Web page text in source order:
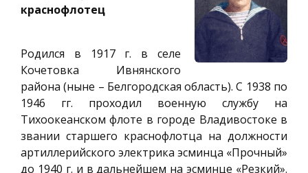
краснофлотец
Родился в 1917 г. в селе
Кочетовка Ивнянского
района (ныне – Белгородская область). С 1938 по
1946 гг. проходил военную службу на
Тихоокеанском флоте в городе Владивостоке в
звании старшего краснофлотца на должности
артиллерийского электрика эсминца «Прочный»
до 1940 г. и в дальнейшем на эсминце «Резкий».